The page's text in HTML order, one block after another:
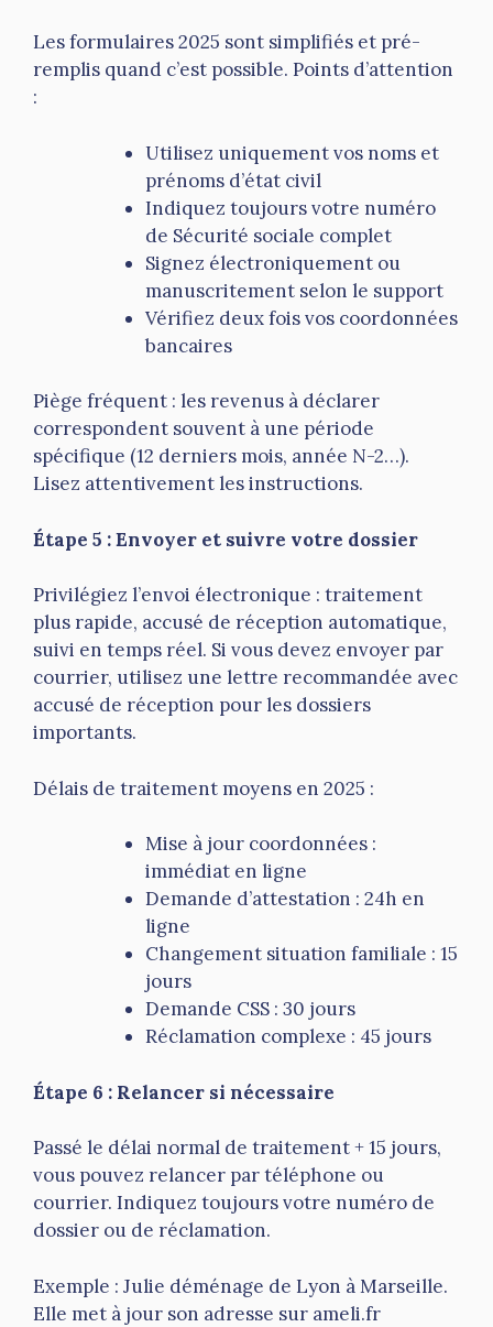
Les formulaires 2025 sont simplifiés et pré-
remplis quand c’est possible. Points d’attention
:
Utilisez uniquement vos noms et
prénoms d’état civil
Indiquez toujours votre numéro
de Sécurité sociale complet
Signez électroniquement ou
manuscritement selon le support
Vérifiez deux fois vos coordonnées
bancaires
Piège fréquent : les revenus à déclarer
correspondent souvent à une période
spécifique (12 derniers mois, année N-2…).
Lisez attentivement les instructions.
Étape 5 : Envoyer et suivre votre dossier
Privilégiez l’envoi électronique : traitement
plus rapide, accusé de réception automatique,
suivi en temps réel. Si vous devez envoyer par
courrier, utilisez une lettre recommandée avec
accusé de réception pour les dossiers
importants.
Délais de traitement moyens en 2025 :
Mise à jour coordonnées :
immédiat en ligne
Demande d’attestation : 24h en
ligne
Changement situation familiale : 15
jours
Demande CSS : 30 jours
Réclamation complexe : 45 jours
Étape 6 : Relancer si nécessaire
Passé le délai normal de traitement + 15 jours,
vous pouvez relancer par téléphone ou
courrier. Indiquez toujours votre numéro de
dossier ou de réclamation.
Exemple : Julie déménage de Lyon à Marseille.
Elle met à jour son adresse sur ameli.fr